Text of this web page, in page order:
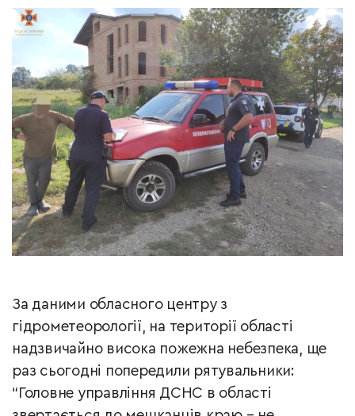
За даними обласного центру з
гідрометеорології, на території області
надзвичайно висока пожежна небезпека, ще
раз сьогодні попередили рятувальники:
“Головне управління ДСНС в області